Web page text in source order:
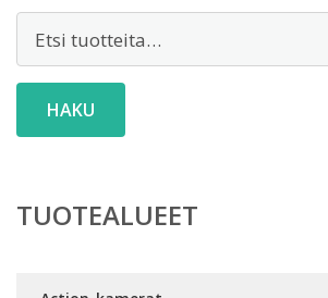
HAKU
TUOTEALUEET